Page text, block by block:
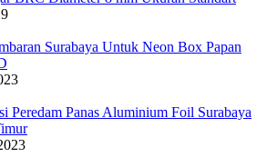
Surabaya Untuk Neon Box Papan
Peredam Panas Aluminium Foil Surabaya